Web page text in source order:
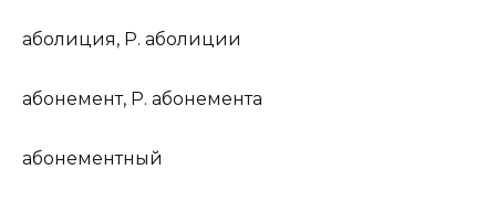
аболиция, Р. аболиции
абонемент, Р. абонемента
абонементный